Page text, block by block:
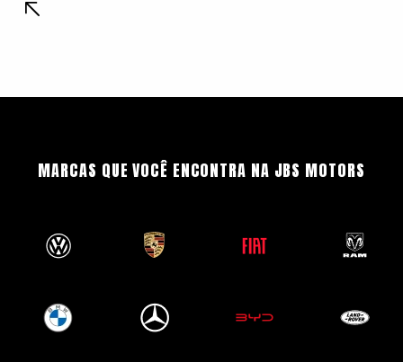
MARCAS QUE VOCÊ ENCONTRA NA JBS MOTORS